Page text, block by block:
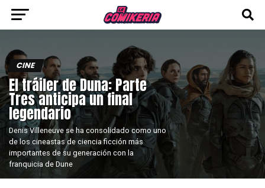
CINE
El tráiler de Duna: Parte
Tres anticipa un final
legendario
Denis Villeneuve se ha consolidado como uno
de los cineastas de ciencia ficción más
importantes de su generación con la
franquicia de Dune